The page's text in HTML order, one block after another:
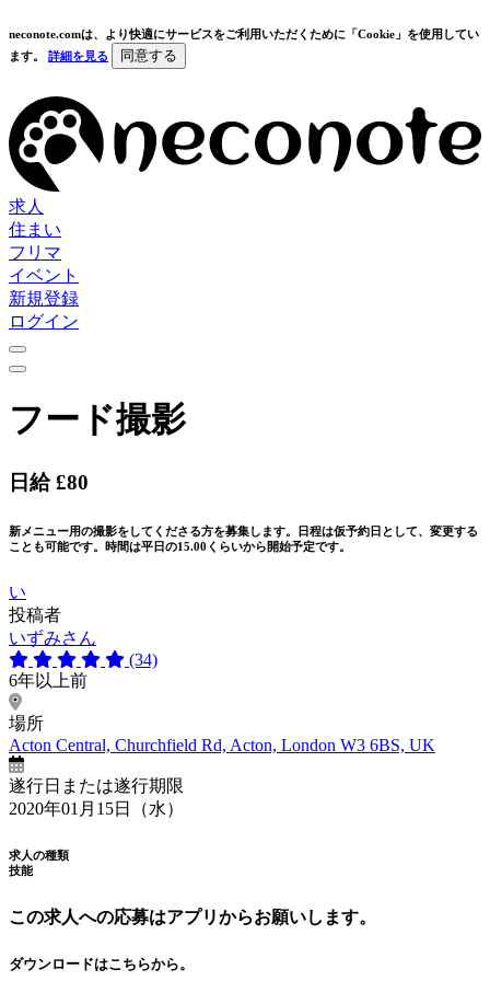
neconote.comは、より快適にサービスをご利用いただくために「Cookie」を使用してい
ます。 詳細を見る 同意する
求人
住まい
フリマ
イベント
新規登録
ログイン
フード撮影
日給 £80
新メニュー用の撮影をしてくださる方を募集します。日程は仮予約日として、変更する
ことも可能です。時間は平日の15.00くらいから開始予定です。
い
投稿者
いずみさん
(34)
6年以上前
場所
Acton Central, Churchfield Rd, Acton, London W3 6BS, UK
遂行日または遂行期限
2020年01月15日（水）
求人の種類
技能
この求人への応募はアプリからお願いします。
ダウンロードはこちらから。